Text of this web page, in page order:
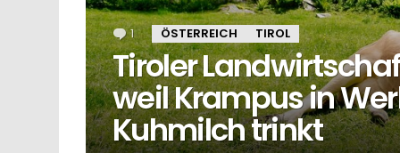
1 Kommentar
ÖSTERREICH TIROL
Tiroler
weil Krampus in
Kuhmilch trinkt